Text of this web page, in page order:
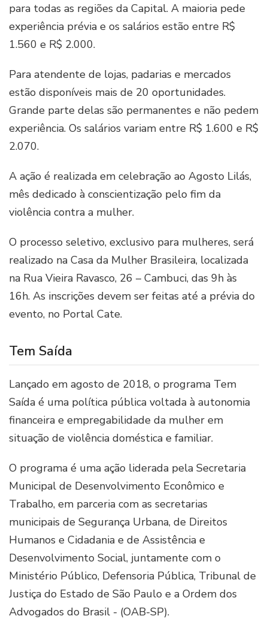
para todas as regiões da Capital. A maioria pede
experiência prévia e os salários estão entre R$
1.560 e R$ 2.000.
Para atendente de lojas, padarias e mercados
estão disponíveis mais de 20 oportunidades.
Grande parte delas são permanentes e não pedem
experiência. Os salários variam entre R$ 1.600 e R$
2.070.
A ação é realizada em celebração ao Agosto Lilás,
mês dedicado à conscientização pelo fim da
violência contra a mulher.
O processo seletivo, exclusivo para mulheres, será
realizado na Casa da Mulher Brasileira, localizada
na Rua Vieira Ravasco, 26 – Cambuci, das 9h às
16h. As inscrições devem ser feitas até a prévia do
evento, no Portal Cate.
Tem Saída
Lançado em agosto de 2018, o programa Tem
Saída é uma política pública voltada à autonomia
financeira e empregabilidade da mulher em
situação de violência doméstica e familiar.
O programa é uma ação liderada pela Secretaria
Municipal de Desenvolvimento Econômico e
Trabalho, em parceria com as secretarias
municipais de Segurança Urbana, de Direitos
Humanos e Cidadania e de Assistência e
Desenvolvimento Social, juntamente com o
Ministério Público, Defensoria Pública, Tribunal de
Justiça do Estado de São Paulo e a Ordem dos
Advogados do Brasil - (OAB-SP).